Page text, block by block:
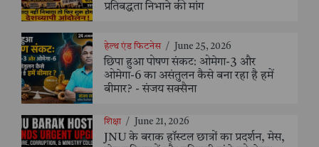
प्रतिबद्धता निभाने की मांग
हेल्थ एंड फिटनेस / June 25, 2026
छिपा हुआ पोषण संकट: ओमेगा-3 और
ओमेगा-6 का असंतुलन कैसे बना रहा है हमें
बीमार? - संजय सक्सैना
शिक्षा / June 21, 2026
JNU के बराक हॉस्टल छात्रों का प्रदर्शन, मेस,